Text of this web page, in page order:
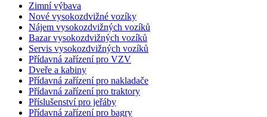
Zimní výbava
Nové vysokozdvižné vozíky
Nájem vysokozdvižných vozíků
Bazar vysokozdvižných vozíků
Servis vysokozdvižných vozíků
Přídavná zařízení pro VZV
Dveře a kabiny
Přídavná zařízení pro nakladače
Přídavná zařízení pro traktory
Příslušenství pro jeřáby
Přídavná zařízení pro bagry